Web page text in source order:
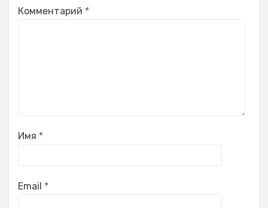
Комментарий *
Имя *
Email *